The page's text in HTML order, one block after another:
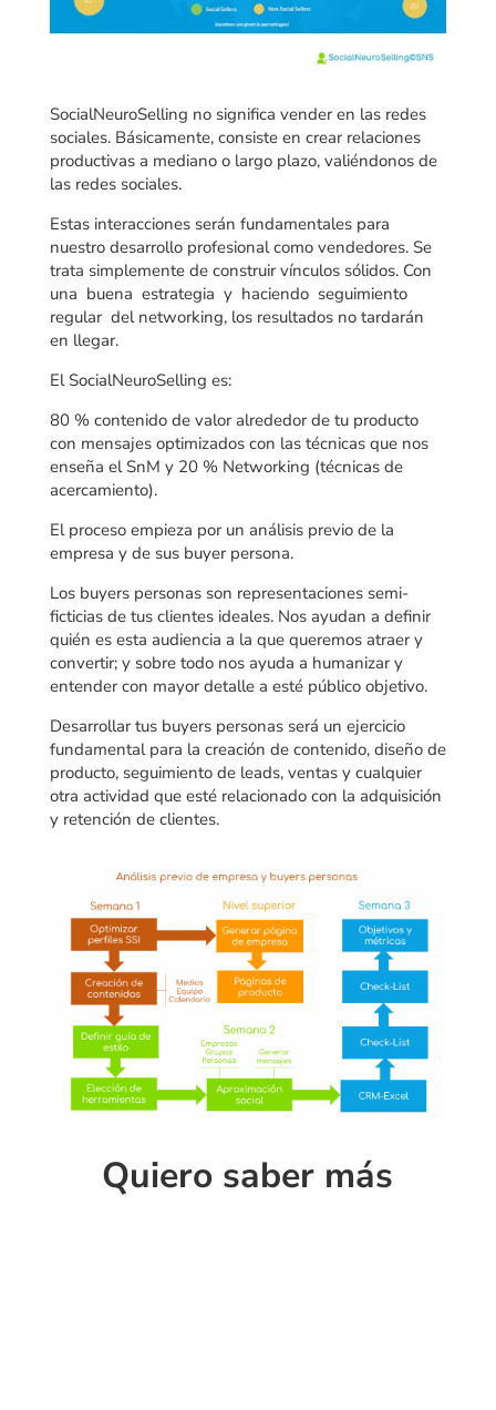
SocialNeuroSelling no significa vender en las redes
sociales. Básicamente, consiste en crear relaciones
productivas a mediano o largo plazo, valiéndonos de
las redes sociales.
Estas interacciones serán fundamentales para
nuestro desarrollo profesional como vendedores. Se
trata simplemente de construir vínculos sólidos. Con
una buena estrategia y haciendo seguimiento
regular del networking, los resultados no tardarán
en llegar.
El SocialNeuroSelling es:
80 % contenido de valor alrededor de tu producto
con mensajes optimizados con las técnicas que nos
enseña el SnM y 20 % Networking (técnicas de
acercamiento).
El proceso empieza por un análisis previo de la
empresa y de sus buyer persona.
Los buyers personas son representaciones semi-
ficticias de tus clientes ideales. Nos ayudan a definir
quién es esta audiencia a la que queremos atraer y
convertir; y sobre todo nos ayuda a humanizar y
entender con mayor detalle a esté público objetivo.
Desarrollar tus buyers personas será un ejercicio
fundamental para la creación de contenido, diseño de
producto, seguimiento de leads, ventas y cualquier
otra actividad que esté relacionado con la adquisición
y retención de clientes.
Quiero saber más